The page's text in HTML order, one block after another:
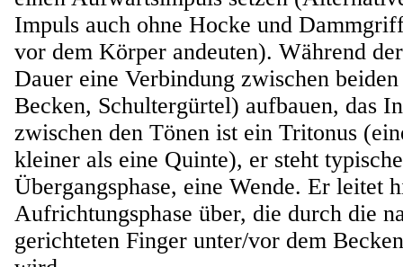
Impuls auch ohne Hocke und
vor dem Körper andeuten). Während
Dauer eine Verbindung zwischen
Becken, Schultergürtel) aufbauen, das
zwischen den Tönen ist ein Tritonus
kleiner als eine Quinte), er steht
Übergangsphase, eine Wende. Er leitet
Aufrichtungsphase über, die durch die
gerichteten Finger unter/vor dem